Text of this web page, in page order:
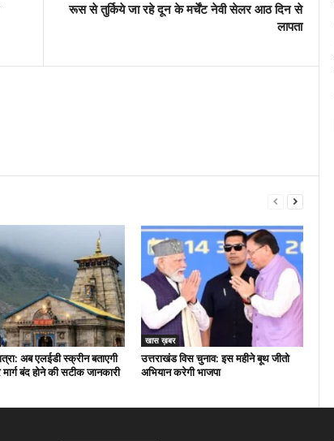
रूस से तुर्किये जा रहे दून के मर्चेंट नेवी सेलर आठ दिन से
लापता
अब एलईडी स्क्रीन बताएगी
बंद होने की सटीक जानकारी
खास ख़बर
उत्तराखंड विस चुनाव: इस महीने बूथ जीतो
अभियान करेगी भाजपा